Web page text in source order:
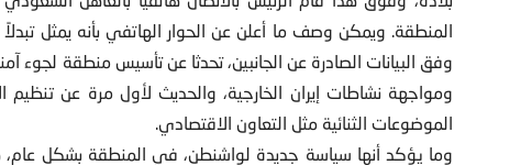
المنطقة. ويمكن وصف ما أعلن عن الحوار الهاتفي بأنه يمثل تبدلاً
وفق البيانات الصادرة عن الجانبين، تحدثا عن تأسيس منطقة لجوء
ومواجهة نشاطات إيران الخارجية، والحديث لأول مرة عن
الموضوعات الثنائية مثل التعاون الاقتصادي.
وما يؤكد أنها سياسة جديدة لواشنطن، في المنطقة بشكل عام،